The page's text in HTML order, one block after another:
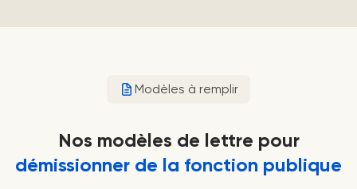
Modèles à remplir
Nos modèles de lettre pour
démissionner de la fonction publique